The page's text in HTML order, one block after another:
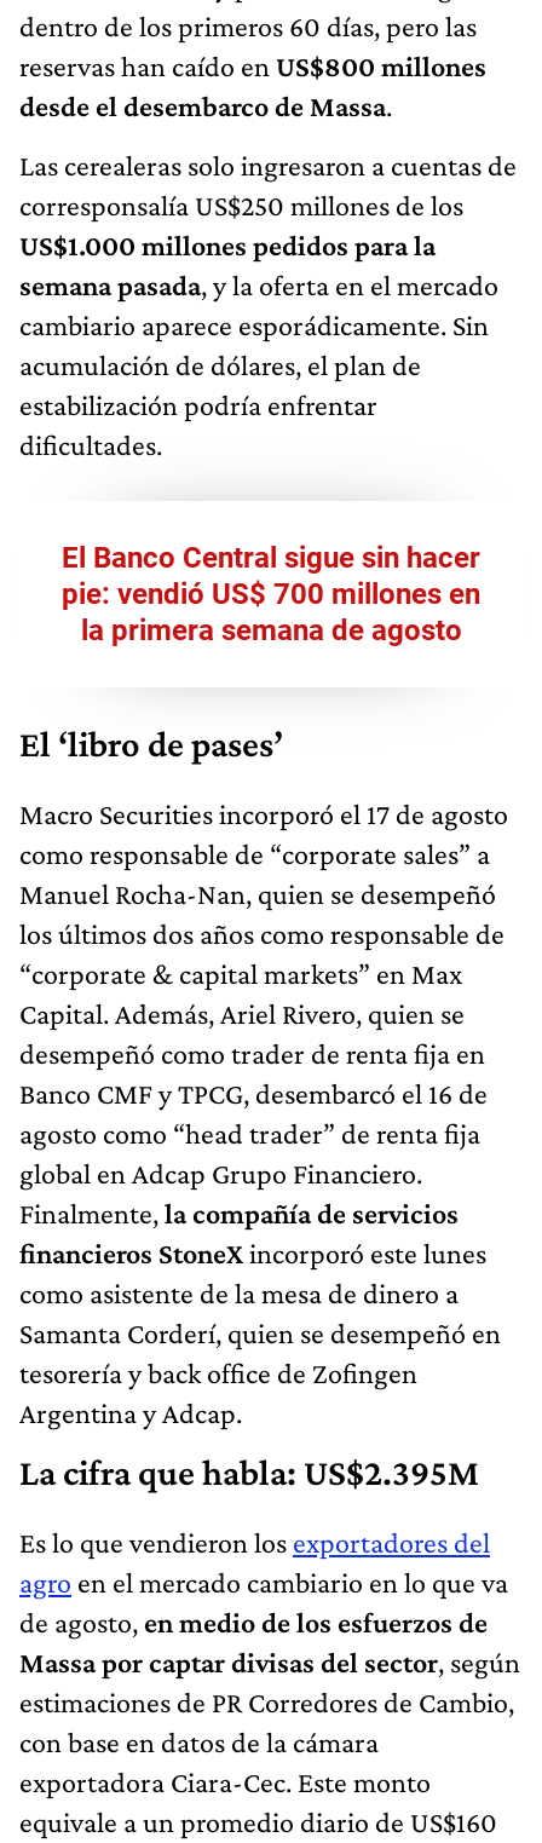
dentro de los primeros 60 días, pero las
reservas han caído en US$800 millones
desde el desembarco de Massa.
Las cerealeras solo ingresaron a cuentas de
corresponsalía US$250 millones de los
US$1.000 millones pedidos para la
semana pasada, y la oferta en el mercado
cambiario aparece esporádicamente. Sin
acumulación de dólares, el plan de
estabilización podría enfrentar
dificultades.
El Banco Central sigue sin hacer
pie: vendió US$ 700 millones en
la primera semana de agosto
El ‘libro de pases’
Macro Securities incorporó el 17 de agosto
como responsable de “corporate sales” a
Manuel Rocha-Nan, quien se desempeñó
los últimos dos años como responsable de
“corporate & capital markets” en Max
Capital. Además, Ariel Rivero, quien se
desempeñó como trader de renta fija en
Banco CMF y TPCG, desembarcó el 16 de
agosto como “head trader” de renta fija
global en Adcap Grupo Financiero.
Finalmente,la compañía de servicios
financieros StoneXincorporó este lunes
como asistente de la mesa de dinero a
Samanta Corderí, quien se desempeñó en
tesorería y back office de Zofingen
Argentina y Adcap.
La cifra que habla: US$2.395M
Es lo que vendieron los exportadores del
agro en el mercado cambiario en lo que va
de agosto, en medio de los esfuerzos de
Massa por captar divisas del sector, según
estimaciones de PR Corredores de Cambio,
con base en datos de la cámara
exportadora Ciara-Cec. Este monto
equivale a un promedio diario de US$160